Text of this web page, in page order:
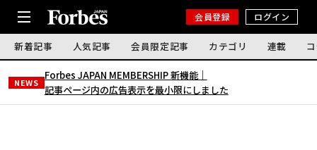
会員登録 ログイン
新着記事 人気記事 会員限定記事 カテゴリ 連載
NEWS
Forbes JAPAN MEMBERSHIP 新機能｜
記事ページ内の広告表示を最小限にしました